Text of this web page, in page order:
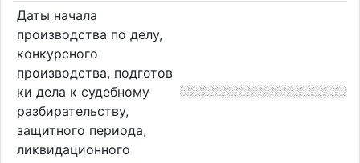
Даты начала
производства по делу,
конкурсного
производства, подготов
ки дела к судебному
разбирательству,
защитного периода,
ликвидационного